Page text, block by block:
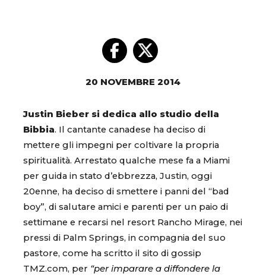
20 NOVEMBRE 2014
Justin Bieber si dedica allo studio della
Bibbia. Il cantante canadese ha deciso di
mettere gli impegni per coltivare la propria
spiritualità. Arrestato qualche mese fa a Miami
per guida in stato d’ebbrezza, Justin, oggi
20enne, ha deciso di smettere i panni del “bad
boy”, di salutare amici e parenti per un paio di
settimane e recarsi nel resort Rancho Mirage, nei
pressi di Palm Springs, in compagnia del suo
pastore, come ha scritto il sito di gossip
TMZ.com, per “per imparare a diffondere la